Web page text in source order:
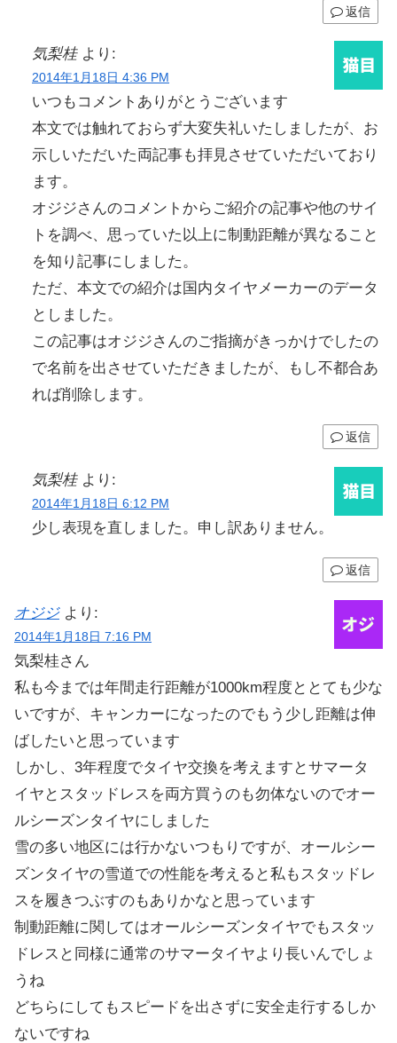
返信
気梨桂 より:
2014年1月18日 4:36 PM
いつもコメントありがとうございます
本文では触れておらず大変失礼いたしましたが、お
示しいただいた両記事も拝見させていただいており
ます。
オジジさんのコメントからご紹介の記事や他のサイ
トを調べ、思っていた以上に制動距離が異なること
を知り記事にしました。
ただ、本文での紹介は国内タイヤメーカーのデータ
としました。
この記事はオジジさんのご指摘がきっかけでしたの
で名前を出させていただきましたが、もし不都合あ
れば削除します。
返信
気梨桂 より:
2014年1月18日 6:12 PM
少し表現を直しました。申し訳ありません。
返信
オジジ より:
2014年1月18日 7:16 PM
気梨桂さん
私も今までは年間走行距離が1000km程度ととても少な
いですが、キャンカーになったのでもう少し距離は伸
ばしたいと思っています
しかし、3年程度でタイヤ交換を考えますとサマータ
イヤとスタッドレスを両方買うのも勿体ないのでオー
ルシーズンタイヤにしました
雪の多い地区には行かないつもりですが、オールシー
ズンタイヤの雪道での性能を考えると私もスタッドレ
スを履きつぶすのもありかなと思っています
制動距離に関してはオールシーズンタイヤでもスタッ
ドレスと同様に通常のサマータイヤより長いんでしょ
うね
どちらにしてもスピードを出さずに安全走行するしか
ないですね